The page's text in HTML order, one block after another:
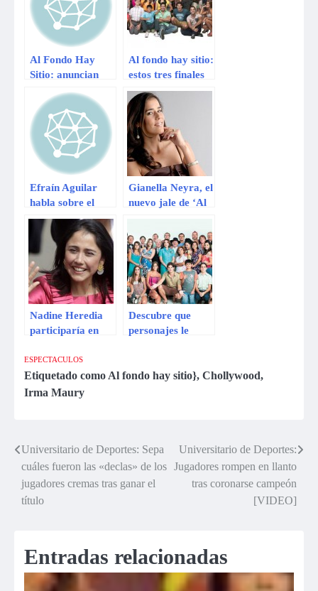
Al Fondo Hay
Sitio: anuncian
final de la serie
para el 2015
Al fondo hay sitio:
estos tres finales
les gustaría a los
fans de la serie
Efraín Aguilar
habla sobre el
final de la serie Al
Fondo Hay Sitio
Gianella Neyra, el
nuevo jale de ‘Al
Nadine Heredia
participaría en
fondo hay sitio
Descubre que
personajes le
ESPECTACULOS
Etiquetado comoAl fondo hay sitio}, Chollywood,
Irma Maury
Navegación
de
entradas
Universitario de Deportes: Sepa
cuáles fueron las «declas» de los
jugadores cremas tras ganar el
título
Universitario de Deportes:
Jugadores rompen en llanto
tras coronarse campeón
[VIDEO]
Entradas relacionadas